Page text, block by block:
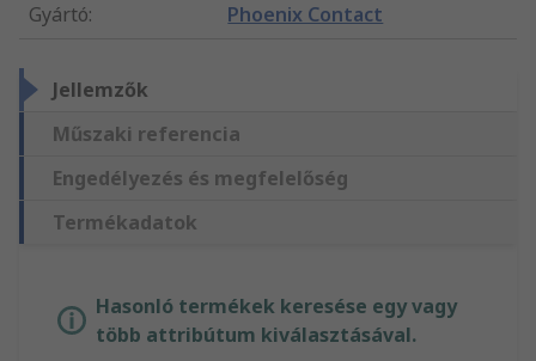
Gyártó: Phoenix Contact
Jellemzők
Műszaki referencia
Engedélyezés és megfelelőség
Termékadatok
Hasonló termékek keresése egy vagy
több attribútum kiválasztásával.